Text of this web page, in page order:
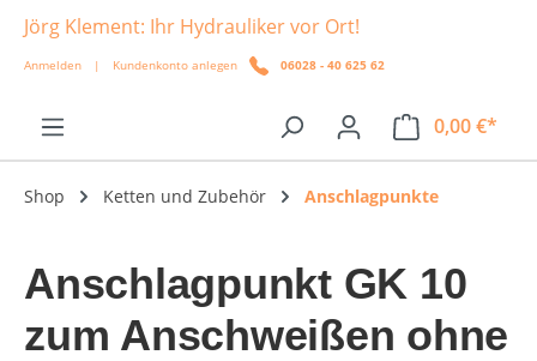
springen
Jörg Klement: Ihr Hydrauliker vor Ort!
Anmelden | Kundenkonto anlegen 06028 - 40 625 62
0,00 €*
Shop Ketten und Zubehör Anschlagpunkte
Anschlagpunkt GK 10
zum Anschweißen ohne